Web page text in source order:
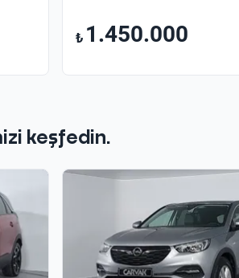
₺ 1.450.000
keşfedin.